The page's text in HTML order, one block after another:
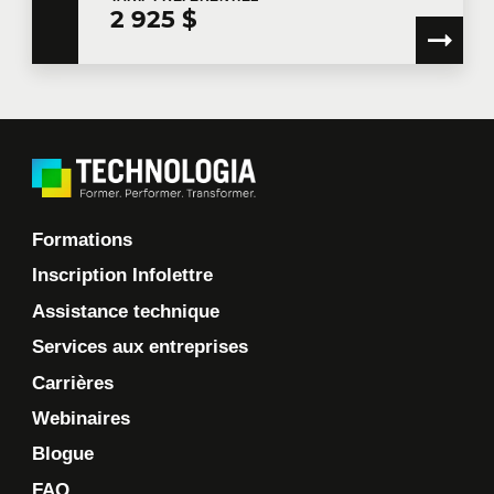
2 925 $
Formations
Inscription Infolettre
Assistance technique
Services aux entreprises
Carrières
Webinaires
Blogue